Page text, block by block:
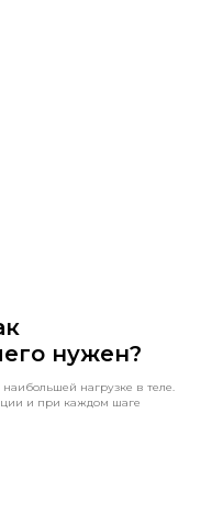
нужен?
нагрузке в теле.
и при каждом шаге